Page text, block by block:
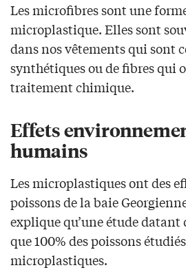
Les microfibres sont une
microplastique. Elles sont
dans nos vêtements qui sont
synthétiques ou de fibres qui
traitement chimique.
Effets
humains
Les microplastiques ont des
poissons de la baie
explique qu’une étude datant
que 100% des poissons
microplastiques.